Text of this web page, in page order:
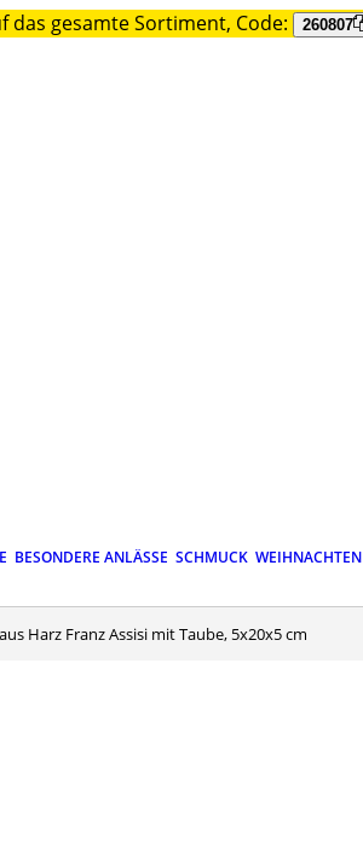
das gesamte Sortiment, Code: 260807
BESONDERE ANLÄSSE SCHMUCK WEIHNACHTEN
aus Harz Franz Assisi mit Taube, 5x20x5 cm